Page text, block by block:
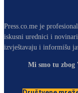
Press.co.me je
iskusni urednici i
izvještavaju i informišu
Mi smo tu zbog